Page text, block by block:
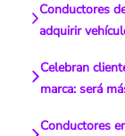
Conductores
adquirir
Celebran
marca: será
Conductores